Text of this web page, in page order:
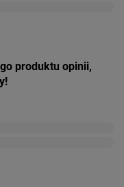
produktu opinii,